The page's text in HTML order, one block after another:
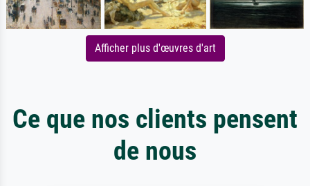
Afficher plus d'œuvres d'art
Ce que nos clients pensent
de nous